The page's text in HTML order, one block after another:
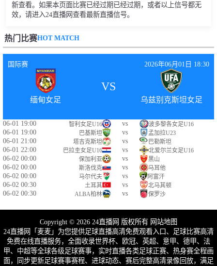
新查看。如果本页面比赛已经过期已经过期，或者以上信号都无
效，请进入24直播网查看最新直播信号。
热门比赛HOT MATCH
国际赛 2026年06月01日 18:30
缅甸女足
VS
乌兹别克斯坦女足
06-01 19:00 智利女足U16 vs 波多黎各女足U16
06-01 19:00 巴基斯坦 vs 孟加拉U23
06-01 21:00 塔吉克斯坦 vs 巴勒斯坦
06-01 22:00 巴拉圭女足U16 vs 北爱尔兰女足U16
06-02 00:00 保加利亚 vs 黑山
06-02 00:00 斯洛伐克 vs 马耳他
06-02 00:00 马尔代夫 vs 阿富汗
06-02 00:30 土耳其 vs 北马其顿
06-02 00:30 ALBA柏林 vs 保罗沙
Copyright © 2026 24直播网 版权所有 网站地图
24直播网「麦麦」为您提供足球直播高清免费观看入口、足球比赛高清
免费在线直播服务，全面收录世界杯、欧冠、英超、意甲、德甲、法
甲、中超等全球各级足球赛事，实时直播各类足球正赛、热身赛全程画
面，同步更新足球赛事赛程、进球动态、赛后完整高清录像回放，满足